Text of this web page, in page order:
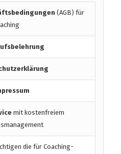
(AGB) für
mit kostenfreiem
die für Coaching-